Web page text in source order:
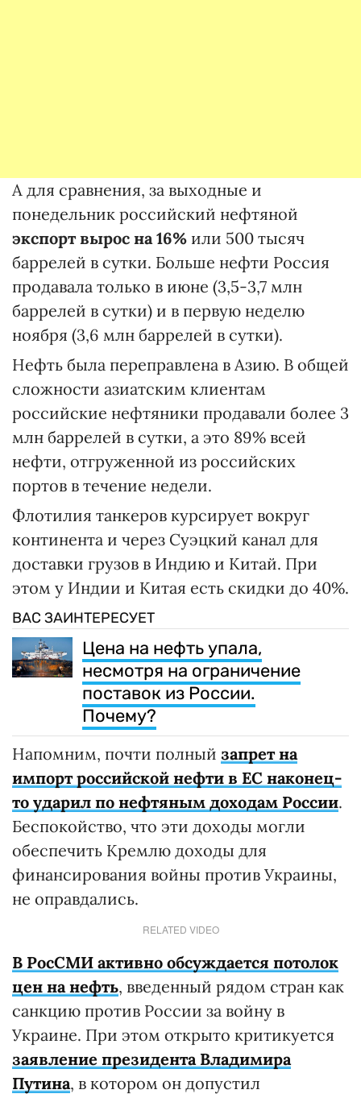
А для сравнения, за выходные и
понедельник российский нефтяной
экспорт вырос на 16% или 500 тысяч
баррелей в сутки. Больше нефти Россия
продавала только в июне (3,5-3,7 млн
баррелей в сутки) и в первую неделю
ноября (3,6 млн баррелей в сутки).
Нефть была переправлена в Азию. В общей
сложности азиатским клиентам
российские нефтяники продавали более 3
млн баррелей в сутки, а это 89% всей
нефти, отгруженной из российских
портов в течение недели.
Флотилия танкеров курсирует вокруг
континента и через Суэцкий канал для
доставки грузов в Индию и Китай. При
этом у Индии и Китая есть скидки до 40%.
ВАС ЗАИНТЕРЕСУЕТ
Цена на нефть упала,
несмотря на ограничение
поставок из России.
Почему?
Напомним, почти полный запрет на
импорт российской нефти в ЕС наконец-
то ударил по нефтяным доходам России.
Беспокойство, что эти доходы могли
обеспечить Кремлю доходы для
финансирования войны против Украины,
не оправдались.
RELATED VIDEO
В РосСМИ активно обсуждается потолок
цен на нефть, введенный рядом стран как
санкцию против России за войну в
Украине. При этом открыто критикуется
заявление президента Владимира
Путина, в котором он допустил